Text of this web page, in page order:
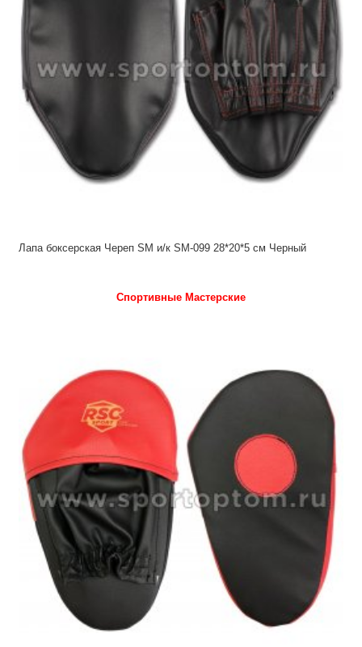
Лапа боксерская Череп SM и/к SM-099 28*20*5 см Черный
Спортивные Мастерские